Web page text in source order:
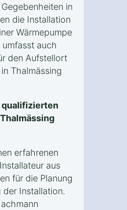
in
die Installation
Wärmepumpe
auch
den Aufstellort
Thalmässing
qualifizierten
erfahrenen
aus
für die Planung
Installation.